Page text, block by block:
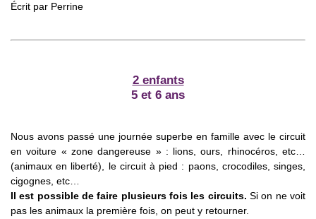
Écrit par Perrine
2 enfants
5 et 6 ans
Nous avons passé une journée superbe en famille avec le circuit
en voiture « zone dangereuse » : lions, ours, rhinocéros, etc…
(animaux en liberté), le circuit à pied : paons, crocodiles, singes,
cigognes, etc…
Il est possible de faire plusieurs fois les circuits. Si on ne voit
pas les animaux la première fois, on peut y retourner.